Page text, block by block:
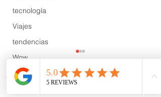
tecnología
Viajes
tendencias
Wow
B2B
Showcase